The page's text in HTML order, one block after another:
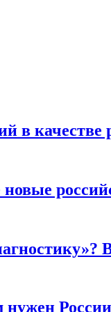
в
новые
нужен России